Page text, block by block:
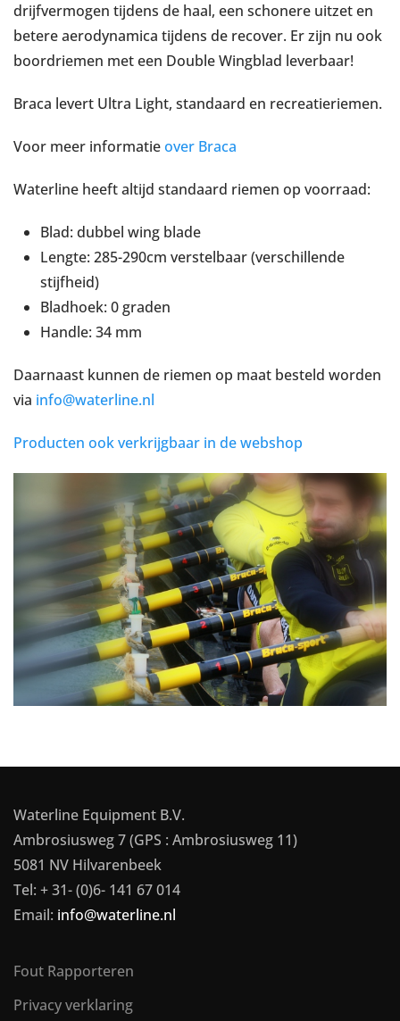
drijfvermogen tijdens de haal, een schonere uitzet en
betere aerodynamica tijdens de recover. Er zijn nu ook
boordriemen met een Double Wingblad leverbaar!
Braca levert Ultra Light, standaard en recreatieriemen.
Voor meer informatieover Braca
Waterline heeft altijd standaard riemen op voorraad:
Blad: dubbel wing blade
Lengte: 285-290cm verstelbaar (verschillende
stijfheid)
Bladhoek: 0 graden
Handle: 34 mm
Daarnaast kunnen de riemen op maat besteld worden
via info@waterline.nl
Producten ook verkrijgbaar in de webshop
Waterline Equipment B.V.
Ambrosiusweg 7 (GPS : Ambrosiusweg 11)
5081 NV Hilvarenbeek
Tel: + 31- (0)6- 141 67 014
Email: info@waterline.nl
Fout Rapporteren
Privacy verklaring